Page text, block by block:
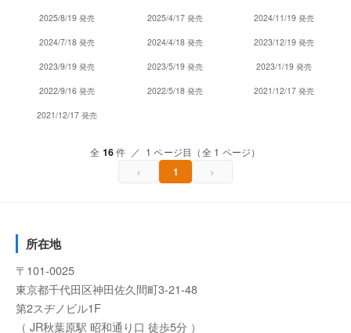
2025/8/19 発売 2025/4/17 発売 2024/11/19 発売
2024/7/18 発売 2024/4/18 発売 2023/12/19 発売
2023/9/19 発売 2023/5/19 発売 2023/1/19 発売
2022/9/16 発売 2022/5/18 発売 2021/12/17 発売
2021/12/17 発売
全 16件 ／ 1 ページ目（全 1 ページ）
‹ 1 ›
所在地
〒101-0025
東京都千代田区神田佐久間町3-21-48
第2スヂノビル1F
（ JR秋葉原駅 昭和通り口 徒歩5分 ）